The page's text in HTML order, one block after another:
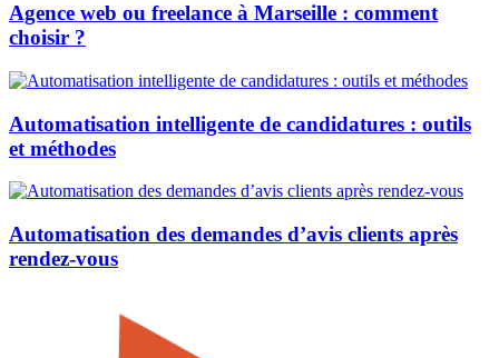
Agence web ou freelance à Marseille : comment
choisir ?
Automatisation intelligente de candidatures : outils
et méthodes
Automatisation des demandes d’avis clients après
rendez-vous